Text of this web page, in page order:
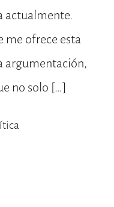
actualmente.
me ofrece esta
argumentación,
no solo […]